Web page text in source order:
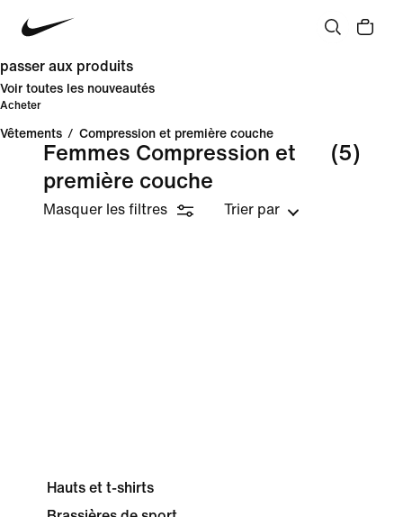
passer aux produits
Voir toutes les nouveautés
Acheter
Vêtements / Compression et première couche
Femmes Compression et
première couche
(5)
Masquer les filtres Trier par
Hauts et t-shirts